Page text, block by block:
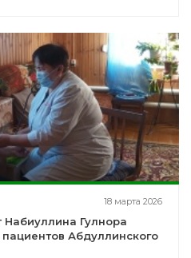
18 марта 2026
Набиуллина Гулнора
Абдуллинского